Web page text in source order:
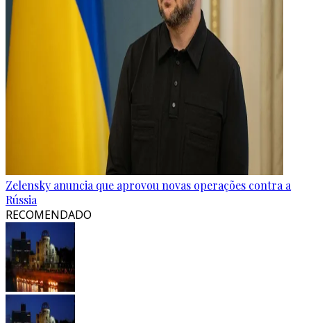
Zelensky anuncia que aprovou novas operações contra a
Rússia
RECOMENDADO